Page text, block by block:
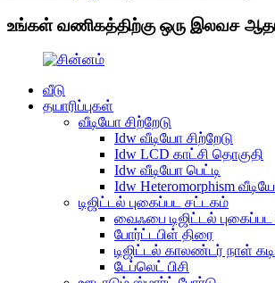
உங்கள் வணிகத்திற்கு ஒரு இலவச
வீடு
தயாரிப்புகள்
வீடியோ சிற்றேடு
Idw வீடியோ சிற்றேடு
Idw LCD காட்சி தொகுதி
Idw வீடியோ பெட்டி
Idw Heteromorphism
டிஜிட்டல் புகைப்பட சட்டகம்
வைஃபை டிஜிட்டல்
போர்ட்டபிள் திரை
டிஜிட்டல் காலண்டர் நாள்
டேப்லெட் பிசி